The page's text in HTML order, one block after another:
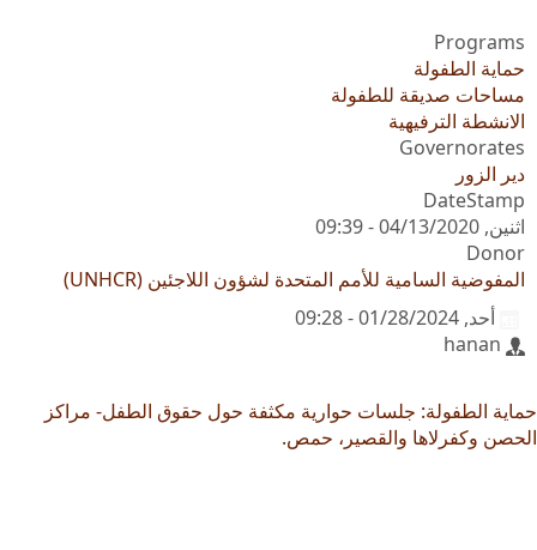
Programs
حماية الطفولة
مساحات صديقة للطفولة
الانشطة الترفيهية
Governorates
دير الزور
DateStamp
اثنين, 04/13/2020 - 09:39
Donor
المفوضية السامية للأمم المتحدة لشؤون اللاجئين (UNHCR)
أحد, 01/28/2024 - 09:28
hanan
حماية الطفولة: جلسات حوارية مكثفة حول حقوق الطفل- مراكز
الحصن وكفرلاها والقصير، حمص.